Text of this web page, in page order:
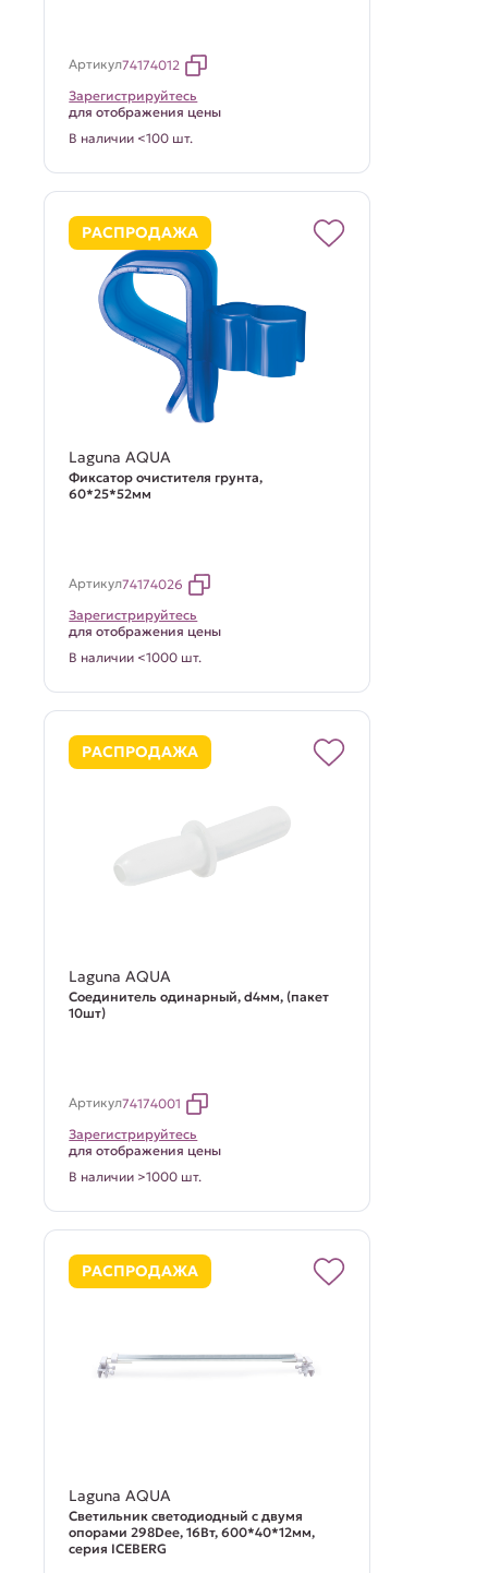
Артикул74174012
Зарегистрируйтесь
для отображения цены
В наличии <100 шт.
РАСПРОДАЖА
Laguna AQUA
Фиксатор очистителя грунта,
60*25*52мм
Артикул74174026
Зарегистрируйтесь
для отображения цены
В наличии <1000 шт.
РАСПРОДАЖА
Laguna AQUA
Соединитель одинарный, d4мм, (пакет
10шт)
Артикул74174001
Зарегистрируйтесь
для отображения цены
В наличии >1000 шт.
РАСПРОДАЖА
Laguna AQUA
Светильник светодиодный с двумя
опорами 298Dee, 16Вт, 600*40*12мм,
серия ICEBERG